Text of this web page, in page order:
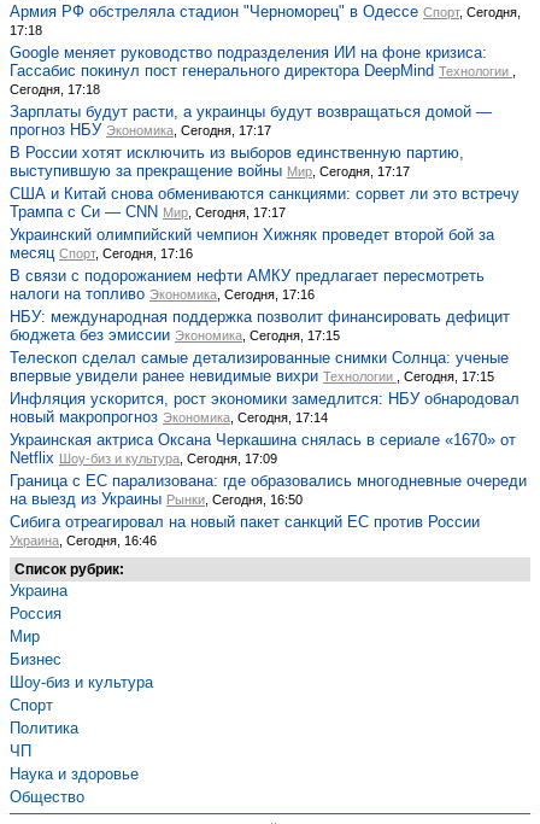
Армия РФ обстреляла стадион "Черноморец" в Одессе Спорт, Сегодня,
17:18
Google меняет руководство подразделения ИИ на фоне кризиса:
Гассабис покинул пост генерального директора DeepMind Технологии
Сегодня, 17:18
Зарплаты будут расти, а украинцы будут возвращаться домой —
прогноз НБУ Экономика , Сегодня, 17:17
В России хотят исключить из выборов единственную партию,
выступившую за прекращение войны Мир , Сегодня, 17:17
США и Китай снова обмениваются санкциями: сорвет ли это встречу
Трампа с Си — CNN Мир , Сегодня, 17:17
Украинский олимпийский чемпион Хижняк проведет второй бой за
месяц Спорт, Сегодня, 17:16
В связи с подорожанием нефти АМКУ предлагает пересмотреть
налоги на топливо Экономика , Сегодня, 17:16
НБУ: международная поддержка позволит финансировать дефицит
бюджета без эмиссии Экономика , Сегодня, 17:15
Телескоп сделал самые детализированные снимки Солнца: ученые
впервые увидели ранее невидимые вихри Технологии , Сегодня, 17:15
Инфляция ускорится, рост экономики замедлится: НБУ обнародовал
новый макропрогноз Экономика , Сегодня, 17:14
Украинская актриса Оксана Черкашина снялась в сериале «1670» от
Netflix Шоу-биз и культура , Сегодня, 17:09
Граница с ЕС парализована: где образовались многодневные очереди
на выезд из Украины Рынки , Сегодня, 16:50
Сибига отреагировал на новый пакет санкций ЕС против России
Украина , Сегодня, 16:46
Список рубрик:
Украина
Россия
Мир
Бизнес
Шоу-биз и культура
Спорт
Политика
ЧП
Наука и здоровье
Общество